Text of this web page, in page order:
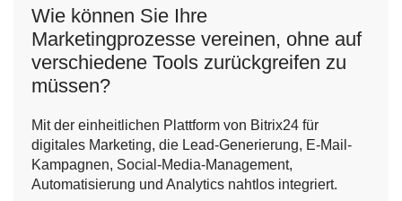
Wie können Sie Ihre
Marketingprozesse vereinen, ohne auf
verschiedene Tools zurückgreifen zu
müssen?
Mit der einheitlichen Plattform von Bitrix24 für
digitales Marketing, die Lead-Generierung, E-Mail-
Kampagnen, Social-Media-Management,
Automatisierung und Analytics nahtlos integriert.